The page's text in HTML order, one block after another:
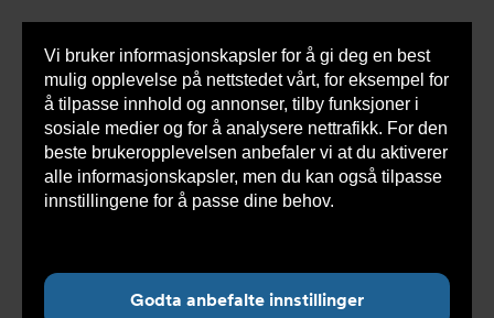
Vi bruker informasjonskapsler for å gi deg en best
mulig opplevelse på nettstedet vårt, for eksempel for
å tilpasse innhold og annonser, tilby funksjoner i
sosiale medier og for å analysere nettrafikk. For den
beste brukeropplevelsen anbefaler vi at du aktiverer
alle informasjonskapsler, men du kan også tilpasse
innstillingene for å passe dine behov.
Godta anbefalte innstillinger
Du
her:
Armatec > Login
E-postadresse